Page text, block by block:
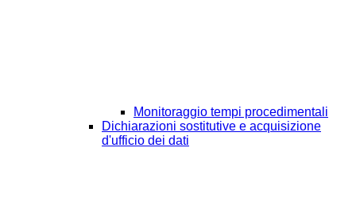
Monitoraggio tempi procedimentali
Dichiarazioni sostitutive e acquisizione
d'ufficio dei dati